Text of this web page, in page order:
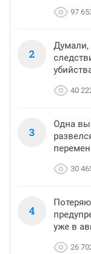
97
2
Думали,
40
3
Одна
30
4
уже в
26